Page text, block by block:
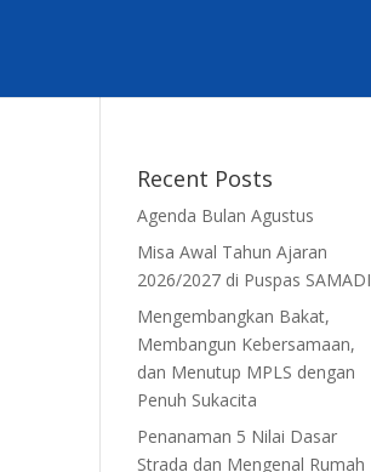
Recent Posts
Agenda Bulan Agustus
Misa Awal Tahun Ajaran
2026/2027 di Puspas SAMADI
Mengembangkan Bakat,
Membangun Kebersamaan,
dan Menutup MPLS dengan
Penuh Sukacita
Penanaman 5 Nilai Dasar
Strada dan Mengenal Rumah